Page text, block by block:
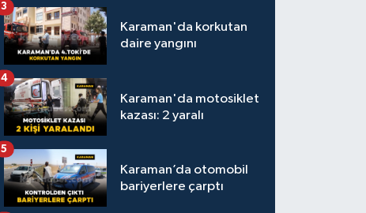
Karaman'da korkutan
daire yangını
3
Karaman'da motosiklet
kazası: 2 yaralı
4
Karaman’da otomobil
bariyerlere çarptı
5